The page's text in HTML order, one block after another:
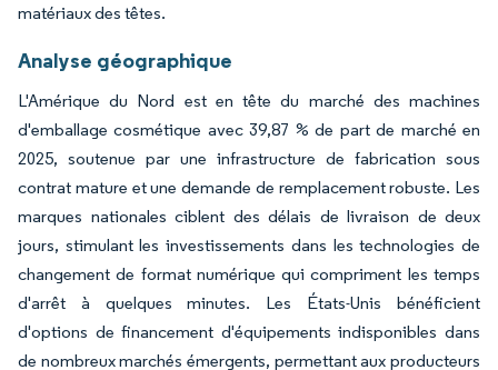
matériaux des têtes.
Analyse géographique
L'Amérique du Nord est en tête du marché des machines
d'emballage cosmétique avec 39,87 % de part de marché en
2025, soutenue par une infrastructure de fabrication sous
contrat mature et une demande de remplacement robuste. Les
marques nationales ciblent des délais de livraison de deux
jours, stimulant les investissements dans les technologies de
changement de format numérique qui compriment les temps
d'arrêt à quelques minutes. Les États-Unis bénéficient
d'options de financement d'équipements indisponibles dans
de nombreux marchés émergents, permettant aux producteurs